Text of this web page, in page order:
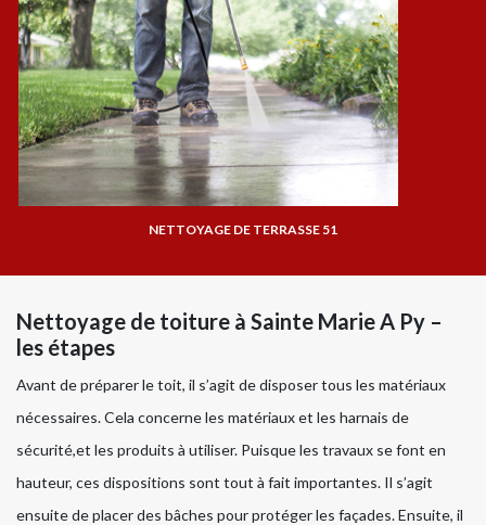
NETTOYAGE DE TERRASSE 51
Nettoyage de toiture à Sainte Marie A Py –
les étapes
Avant de préparer le toit, il s’agit de disposer tous les matériaux
nécessaires. Cela concerne les matériaux et les harnais de
sécurité,et les produits à utiliser. Puisque les travaux se font en
hauteur, ces dispositions sont tout à fait importantes. Il s’agit
ensuite de placer des bâches pour protéger les façades. Ensuite, il